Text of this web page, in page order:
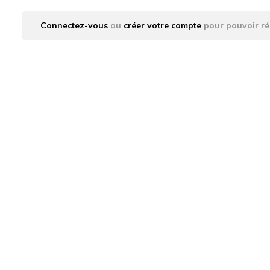
Connectez-vous ou créer votre compte pour pouvoir